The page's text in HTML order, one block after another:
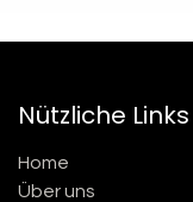
Nützliche Links
Home
Über uns